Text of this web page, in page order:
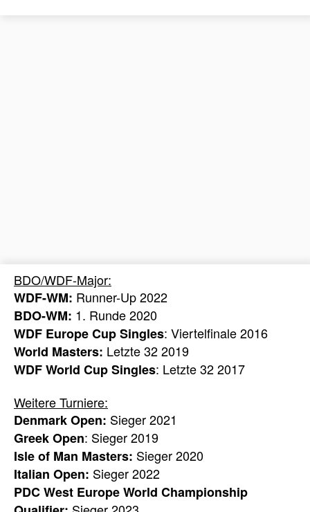
BDO/WDF-Major:
WDF-WM: Runner-Up 2022
BDO-WM: 1. Runde 2020
WDF Europe Cup Singles: Viertelfinale 2016
World Masters: Letzte 32 2019
WDF World Cup Singles: Letzte 32 2017
Weitere Turniere:
Denmark Open: Sieger 2021
Greek Open: Sieger 2019
Isle of Man Masters: Sieger 2020
Italian Open: Sieger 2022
PDC West Europe World Championship